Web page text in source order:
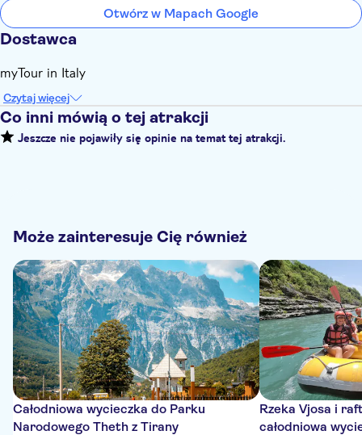
Otwórz w Mapach Google
Dostawca
myTour in Italy
Czytaj więcej
Co inni mówią o tej atrakcji
Jeszcze nie pojawiły się opinie na temat tej atrakcji.
Może zainteresuje Cię również
Całodniowa wycieczka do Parku
Narodowego Theth z Tirany
Rzeka Vjosa i
całodniowa